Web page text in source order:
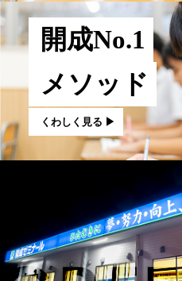
開成No.1
メソッド
くわしく見る ▶︎